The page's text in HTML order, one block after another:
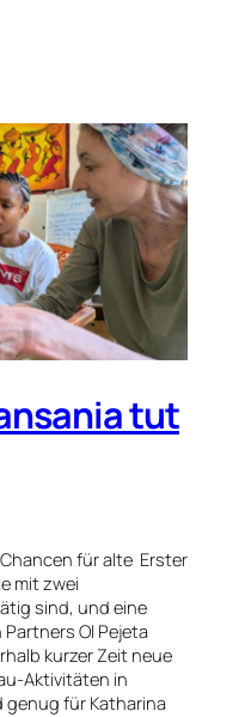
tut
für alte Erster
mit zwei
sind, und eine
Ol Pejeta
kurzer Zeit neue
Aktivitäten in
genug für Katharina